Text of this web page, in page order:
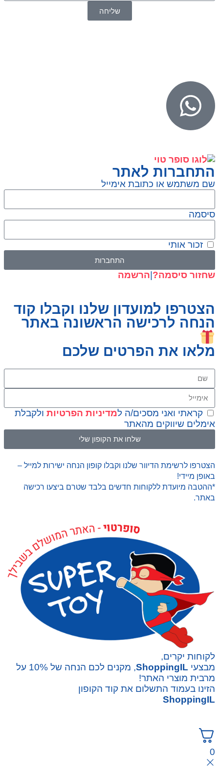
שליחה
התחברות לאתר
שם משתמש או כתובת אימייל
סיסמה
זכור אותי
התחברות
שחזור סיסמה? הרשמה
הצטרפו למועדון שלנו וקבלו קוד
הנחה לרכישה הראשונה באתר
מלאו את הפרטים שלכם
קראתי ואני מסכים/ה למדיניות הפרטיות ולקבלת
אימלים שיווקים מהאתר
שלחו את הקופון שלי
הצטרפו לרשימת הדיוור שלנו וקבלו קופון הנחה ישירות למייל –
באופן מיידי!
*ההטבה מיועדת ללקוחות חדשים בלבד שטרם ביצעו רכישה
באתר.
לקוחות יקרים,
מבצעי ShoppingIL
, מקנים לכם הנחה של 10% על
מרבית מוצרי האתר!
הזינו בעמוד התשלום את קוד הקופון
ShoppingIL
0